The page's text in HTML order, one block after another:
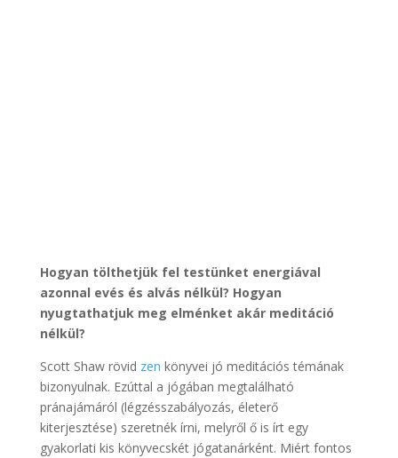
Hogyan tölthetjük fel testünket energiával
azonnal evés és alvás nélkül? Hogyan
nyugtathatjuk meg elménket akár meditáció
nélkül?
Scott Shaw rövid zen könyvei jó meditációs témának
bizonyulnak. Ezúttal a jógában megtalálható
pránajámáról (légzésszabályozás, életerő
kiterjesztése) szeretnék írni, melyről ő is írt egy
gyakorlati kis könyvecskét jógatanárként. Miért fontos